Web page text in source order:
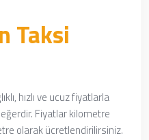
Taksi
hızlı ve ucuz fiyatlarla
Fiyatlar kilometre
olarak ücretlendirilirsiniz.